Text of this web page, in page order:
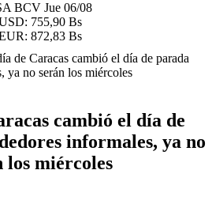
BCV Jue 06/08
755,90 Bs
872,83 Bs
de Caracas cambió el día de parada
ya no serán los miércoles
cambió el día de
informales, ya no
los miércoles